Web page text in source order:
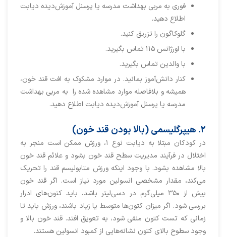
فوری به مربی بهداشت مدرسه یا پرسنل آموزش‌دیده دیابت
اطلاع دهید.
گلوکاگون را تزریق کنید.
با اورژانس ۱۱۵ تماس بگیرید.
با والدین تماس بگیرید.
کنار دانش‌آموز بمانید. در موارد مشکوک به افت قند خون،
همیشه و بلافاصله موارد مشاهده شده را به مربی بهداشت
مدرسه یا پرسنل آموزش‌دیده دیابت اطلاع دهید.
۲. هیپرگلیسمی (بالا بودن قند خون)
در کودکان مبتلا به دیابت نوع ۱، ورزش ممکن است منجر به
اختلال در فرآیند مدیریت سطح قند خون بشود و علائم قند خون
بالا مشاهده بشود. با وجود اینکه ورزش متابولیسم قند را تحریک
می‌کند، مقدار مشخصی انسولین مورد نیاز است. اگر قند خون
بیش از ۳۵۰ میلی‌گرم در دسی‌لیتر باشد، باید کتون‌های ادرار
بررسی شود. اگر میزان کتون‌ها متوسط یا زیاد باشند، ورزش باید تا
زمانی که تست کتون منفی شود، به تعویق افتد. قند خون بالا و
وجود سطوح بالای کتون نشانه‌هایی از کمبود انسولین هستند.